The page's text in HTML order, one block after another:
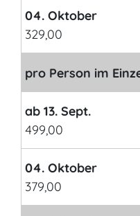
04. Oktober
329,00
pro Person im
ab 13. Sept.
499,00
04. Oktober
379,00